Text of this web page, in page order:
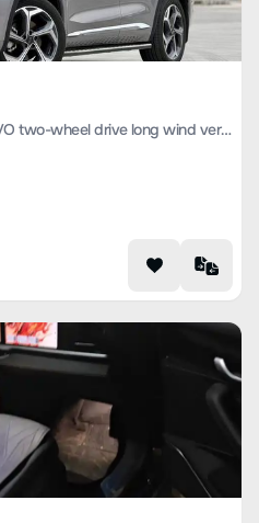
Xingyue L 2024 2.0 TD DCT EVO two-wheel drive long wind version